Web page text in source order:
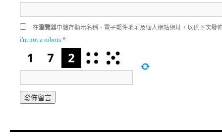
在瀏覽器中儲存顯示名稱、電子郵件地址及個人網站網址，以供下次發
i'm not a robots *